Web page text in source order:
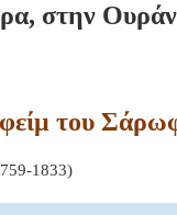
στην
του
1833)